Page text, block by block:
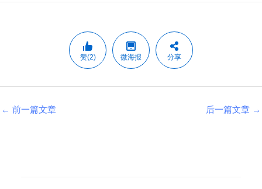
赞(2) 微海报 分享
← 前一篇文章 后一篇文章 →